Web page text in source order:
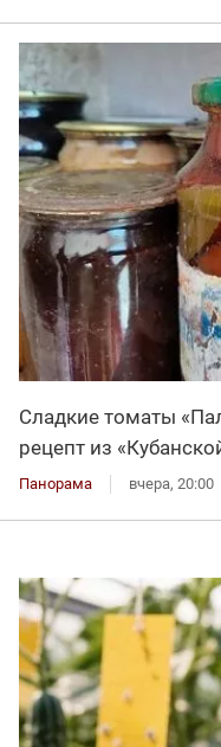
Сладкие томаты
рецепт из
Панорама вчера, 20:00